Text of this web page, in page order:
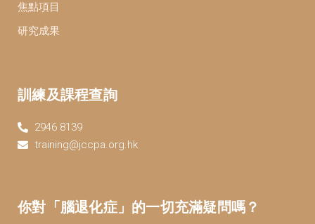
焦點項目
研究成果
訓練及課程查詢
2946 8139
training@jccpa.org.hk
你對「腦退化症」的一切充滿疑問嗎？